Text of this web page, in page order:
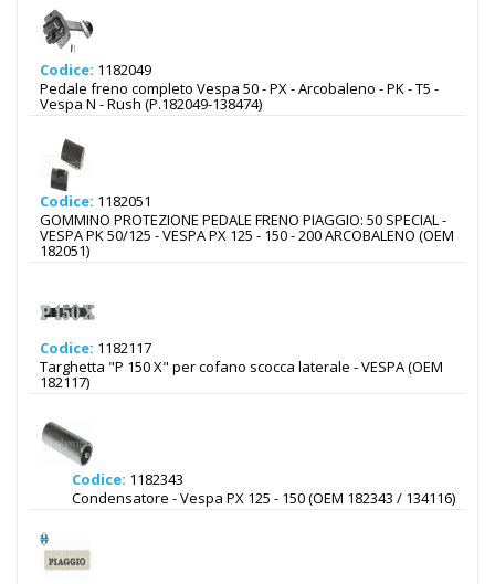
Codice: 1182049
Pedale freno completo Vespa 50 - PX - Arcobaleno - PK - T5 -
Vespa N - Rush (P.182049-138474)
Codice: 1182051
GOMMINO PROTEZIONE PEDALE FRENO PIAGGIO: 50 SPECIAL -
VESPA PK 50/125 - VESPA PX 125 - 150 - 200 ARCOBALENO (OEM
182051)
Codice: 1182117
Targhetta "P 150 X" per cofano scocca laterale - VESPA (OEM
182117)
Codice: 1182343
Condensatore - Vespa PX 125 - 150 (OEM 182343 / 134116)